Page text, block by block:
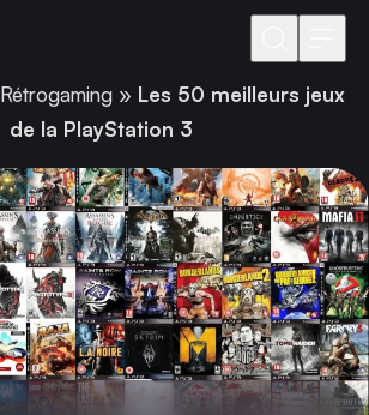
Rétrogaming » Les 50 meilleurs jeux
de la PlayStation 3